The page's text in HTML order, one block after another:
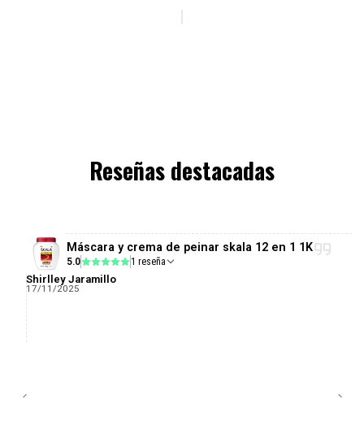
Reseñas destacadas
Máscara y crema de peinar skala 12 en 1 1K
5.0 1 reseña
Shirlley Jaramillo
17/11/2025